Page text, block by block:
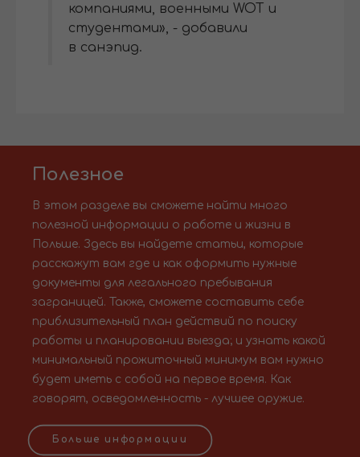
компаниями, военными WOT и
студентами», - добавили
в санэпид.
Полезное
В этом разделе вы сможете найти много
полезной информации о работе и жизни в
Польше. Здесь вы найдете статьи, которые
расскажут вам где и как оформить нужные
документы для легального пребывания
заграницей. Также, сможете составить себе
приблизительный план действий по поиску
работы и планировании выезда; и узнать какой
минимальный прожиточный минимум вам нужно
будет иметь с собой на первое время. Как
говорят, осведомленность - лучшее оружие.
Больше информации